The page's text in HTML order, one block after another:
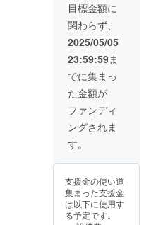
現地受
け取り
を基本
とさせ
ていた
だきま
す。)
園 陸上
競技場
＊
参加者
開始の
30分前
には現
地に到
着し受
付を済
ませて
＊
支援者
様の交
通費や
滞在
費：支
技」
11:00頃
スター
ト 「う
どん大
縄跳
び」
13:30頃
スター
ト 「み
んなで
走ろ
スター
ト
場所：
観音寺
市総合
運動公
「うど
ん大縄
跳び」
「みん
なで走
ろう」
参加権
(当日受
付をお
願いし
ます。)
日
5月18日
日）
「ボー
ル競
技」
目標金額に
関わらず、
2025/05/05
23:59:59ま
でに集まっ
た金額が
ファンディ
ングされま
す。
支援金の使い道
集まった支援金
は以下に使用す
る予定です。